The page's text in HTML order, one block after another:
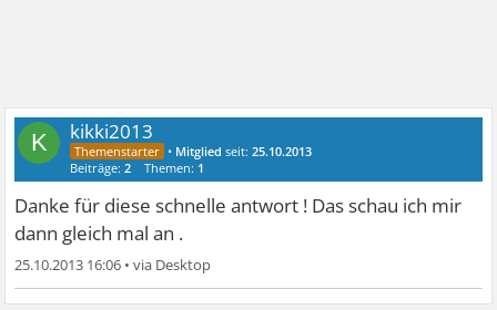
K kikki2013
• Mitglied seit:25.10.2013
Beiträge:2 Themen: 1
Danke für diese schnelle antwort ! Das schau ich mir
dann gleich mal an .
25.10.2013 16:06 •